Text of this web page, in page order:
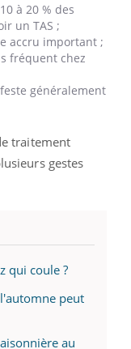
à 20 % des
un TAS ;
accru important ;
fréquent chez
généralement
traitement
gestes
qui coule ?
peut
au